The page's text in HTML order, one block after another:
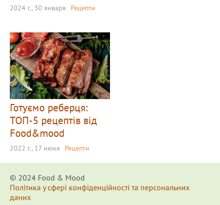
2024 г., 30 января Рецепти
Готуємо реберця:
ТОП-5 рецептів від
Food&mood
2022 г., 17 июня Рецепти
© 2024 Food & Мood
Політика у сфері конфіденційності та персональних
даних